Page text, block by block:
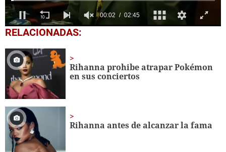
0
seconds
2
minutes,
45
seconds
RELACIONADAS:
Rihanna prohibe atrapar Pokémon
en sus conciertos
Rihanna antes de alcanzar la fama